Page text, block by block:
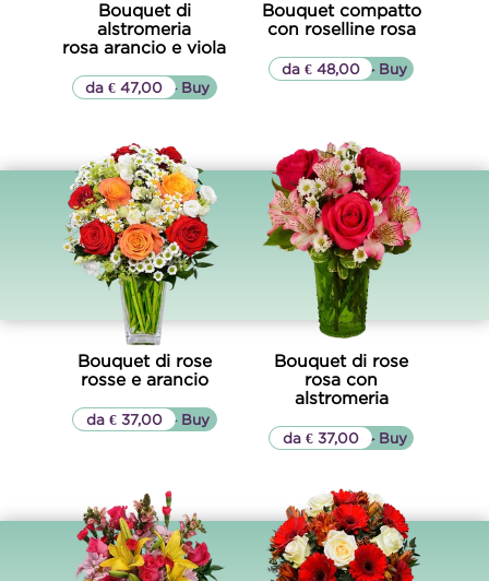
Bouquet di
alstromeria
rosa arancio e viola
▷▷ Buy
da € 47,00
Bouquet compatto
con roselline rosa
▷▷ Buy
da € 48,00
Bouquet di rose
rosse e arancio
▷▷ Buy
da € 37,00
Bouquet di rose
rosa con
alstromeria
▷▷ Buy
da € 37,00